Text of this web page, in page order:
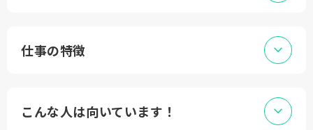
仕事の特徴
こんな人は向いています！